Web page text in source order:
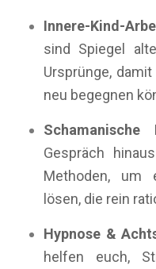
Innere-Kind-
sind Spiegel
Ursprünge,
neu begegnen
Schamanische
Gespräch
Methoden, um
lösen, die rein
Hypnose &
helfen euch,